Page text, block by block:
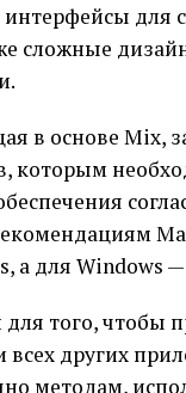
интерфейсы для
сложные
в основе Mix,
которым
а для Windows —
того, чтобы
всех других
методам,